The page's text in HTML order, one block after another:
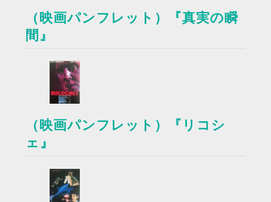
（映画パンフレット）『真実の瞬
間』
（映画パンフレット）『リコシ
ェ』